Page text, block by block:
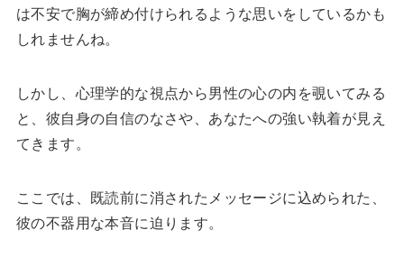
は不安で胸が締め付けられるような思いをしているかも
しれませんね。
しかし、心理学的な視点から男性の心の内を覗いてみる
と、彼自身の自信のなさや、あなたへの強い執着が見え
てきます。
ここでは、既読前に消されたメッセージに込められた、
彼の不器用な本音に迫ります。